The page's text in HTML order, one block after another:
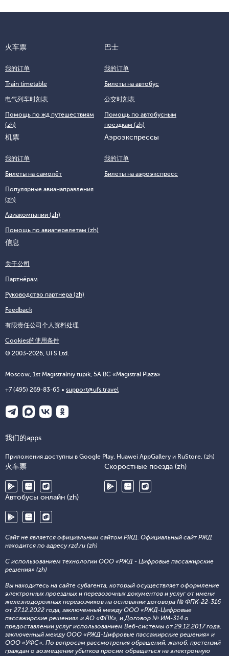
© 2003-2026, UFS Ltd.
Moscow, 1st Magistralniy tupik, 5A BC «Magistral Plaza»
+7 (495) 269-83-65 support@ufs.travel
火车票
我的订单
Train timetable
电气列车时刻表
Помощь по жд путешествиям
(zh)
巴士
我的订单
Билеты на автобус
公交时刻表
Помощь по автобусным
поездкам (zh)
机票
我的订单
Билеты на самолёт
Популярные авианаправления
(zh)
Авиакомпании (zh)
Помощь по авиаперелетам (zh)
Аэроэкспрессы
我的订单
Билеты на аэроэкспресс
信息
关于公司
Партнёрам
Руководство партнера (zh)
Feedback
有限责任公司个人资料处理
Cookies的使用条件
我们的apps
Приложения доступны в Google Play, Huawei AppGallery и RuStore. (zh)
火车票 Скоростные поезда (zh)
Автобусы онлайн (zh)
Сайт не является официальным сайтом РЖД. Официальный сайт РЖД
находится по адресу rzd.ru (zh)
С использованием технологии ООО «РЖД - Цифровые пассажирские
решения» (zh)
Вы находитесь на сайте субагента, который осуществляет оформление
электронных проездных и перевозочных документов и услуг от имени
железнодорожных перевозчиков на основании договора № ФПК-22-316
от 27.12.2022 года, заключенный между ООО «РЖД-Цифровые
пассажирские решения» и АО «ФПК», и Договор № ИМ-314 о
предоставлении услуг использованием Веб-системы от 29.12.2017 года,
заключенный между ООО «РЖД-Цифровые пассажирские решения» и
ООО «УФС». По вопросам рассмотрения обращений, жалоб, претензий
граждан о возмещении убытков просим обращаться на электронную